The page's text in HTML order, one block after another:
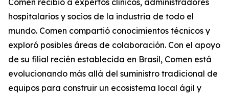
hospitalarios y socios de la industria de todo el
mundo. Comen compartió conocimientos técnicos y
exploró posibles áreas de colaboración. Con el apoyo
de su filial recién establecida en Brasil, Comen está
evolucionando más allá del suministro tradicional de
equipos para construir un ecosistema local ágil y